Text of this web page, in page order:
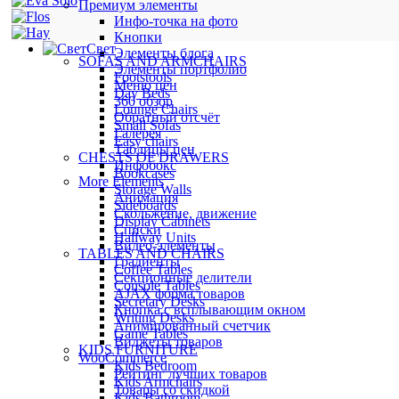
Премиум элементы
Инфо-точка на фото
Кнопки
Элементы блога
Элементы портфолио
Меню цен
360 обзор
Обратный отсчёт
Галерея
Таблицы цен
Инфобокс
More Elements
Анимация
Скольжение, движение
Списки
Видео-элементы
Градиенты
Секционные делители
AJAX форма товаров
Кнопка с всплывающим окном
Анимированный счетчик
Виджеты товаров
WooCommerce
Рейтинг лучших товаров
Товары со скидкой
Свет
SOFAS AND ARMCHAIRS
Footstools
Day Beds
Lounge Chairs
Small Sofas
Easy chairs
CHESTS OF DRAWERS
Bookcases
Storage Walls
Sideboards
Display Cabinets
Hallway Units
TABLES AND CHAIRS
Coffee Tables
Console Tables
Secretary Desks
Writing Desks
Game Tables
KIDS FURNITURE
Kids Bedroom
Kids Armchairs